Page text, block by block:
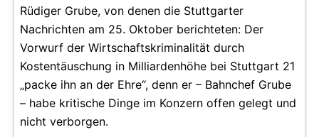
Rüdiger Grube, von denen die Stuttgarter
Nachrichten am 25. Oktober berichteten: Der
Vorwurf der Wirtschaftskriminalität durch
Kostentäuschung in Milliardenhöhe bei Stuttgart 21
„packe ihn an der Ehre“, denn er – Bahnchef Grube
– habe kritische Dinge im Konzern offen gelegt und
nicht verborgen.